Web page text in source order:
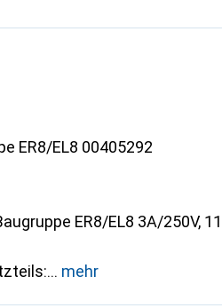
ER8/EL8 00405292
ER8/EL8 3A/250V,
mehr